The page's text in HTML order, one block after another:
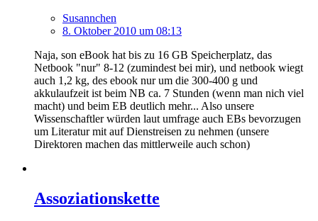
Susannchen
8. Oktober 2010 um 08:13
Naja, son eBook hat bis zu 16 GB Speicherplatz, das
Netbook "nur" 8-12 (zumindest bei mir), und netbook wiegt
auch 1,2 kg, des ebook nur um die 300-400 g und
akkulaufzeit ist beim NB ca. 7 Stunden (wenn man nich viel
macht) und beim EB deutlich mehr... Also unsere
Wissenschaftler würden laut umfrage auch EBs bevorzugen
um Literatur mit auf Dienstreisen zu nehmen (unsere
Direktoren machen das mittlerweile auch schon)
Assoziationskette